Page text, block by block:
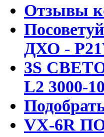
Отзывы
ДХО -
3S
L2 3000-
VX-6R